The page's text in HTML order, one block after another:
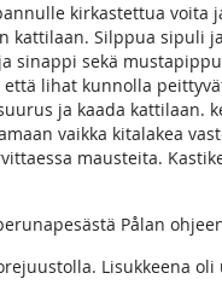
kirkastettua voita
kattilaan. Silppua sipuli
sinappi sekä
lihat kunnolla
ja kaada kattilaan.
vaikka kitalakea
mausteita.
Pålan
Lisukkeena